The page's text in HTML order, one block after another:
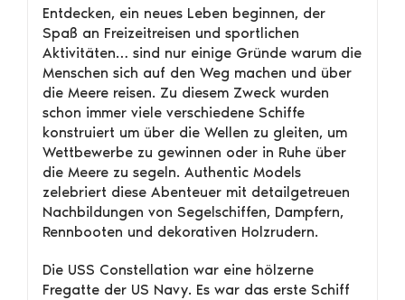
Entdecken, ein neues Leben beginnen, der
Spaß an Freizeitreisen und sportlichen
Aktivitäten… sind nur einige Gründe warum die
Menschen sich auf den Weg machen und über
die Meere reisen. Zu diesem Zweck wurden
schon immer viele verschiedene Schiffe
konstruiert um über die Wellen zu gleiten, um
Wettbewerbe zu gewinnen oder in Ruhe über
die Meere zu segeln. Authentic Models
zelebriert diese Abenteuer mit detailgetreuen
Nachbildungen von Segelschiffen, Dampfern,
Rennbooten und dekorativen Holzrudern.
Die USS Constellation war eine hölzerne
Fregatte der US Navy. Es war das erste Schiff